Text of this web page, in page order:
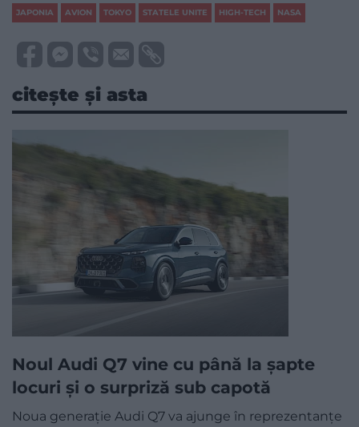
JAPONIA AVION TOKYO STATELE UNITE HIGH-TECH NASA
citește și asta
Noul Audi Q7 vine cu până la șapte
locuri și o surpriză sub capotă
Noua generație Audi Q7 va ajunge în reprezentanțe